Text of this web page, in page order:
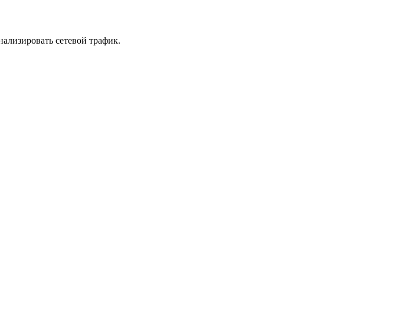
сетевой трафик.